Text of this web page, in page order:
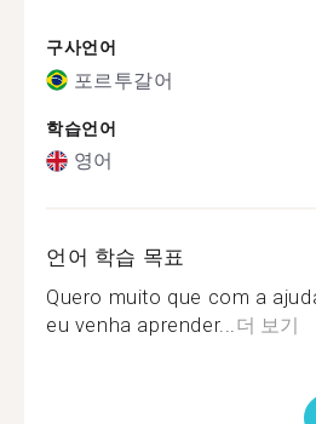
구사언어
포르투갈어
학습언어
영어
언어 학습 목표
Quero muito que com a
eu venha aprender...더 보기